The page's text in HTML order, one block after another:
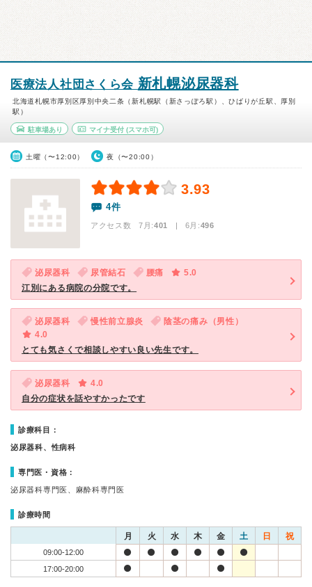
医療法人社団さくら会 新札幌泌尿器科
北海道札幌市厚別区厚別中央二条（新札幌駅（新さっぽろ駅）、ひばりが丘駅、厚別
駅）
駐車場あり マイナ受付(スマホ可)
土曜（〜12:00） 夜（〜20:00）
3.93
4件
アクセス数 7月:401 | 6月:496
泌尿器科 尿管結石 腰痛
5.0
江別にある病院の分院です。
泌尿器科 慢性前立腺炎
陰茎の痛み（男性）
4.0
とても気さくで相談しやすい良い先生です。
泌尿器科
4.0
自分の症状を話やすかったです
診療科目：
泌尿器科、性病科
専門医・資格：
泌尿器科専門医、麻酔科専門医
診療時間
月 火 水 木 金 土 日 祝
09:00-12:00
17:00-20:00